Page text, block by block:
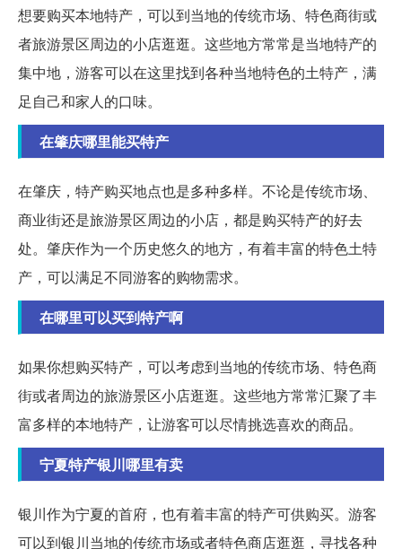
想要购买本地特产，可以到当地的传统市场、特色商街或
者旅游景区周边的小店逛逛。这些地方常常是当地特产的
集中地，游客可以在这里找到各种当地特色的土特产，满
足自己和家人的口味。
在肇庆哪里能买特产
在肇庆，特产购买地点也是多种多样。不论是传统市场、
商业街还是旅游景区周边的小店，都是购买特产的好去
处。肇庆作为一个历史悠久的地方，有着丰富的特色土特
产，可以满足不同游客的购物需求。
在哪里可以买到特产啊
如果你想购买特产，可以考虑到当地的传统市场、特色商
街或者周边的旅游景区小店逛逛。这些地方常常汇聚了丰
富多样的本地特产，让游客可以尽情挑选喜欢的商品。
宁夏特产银川哪里有卖
银川作为宁夏的首府，也有着丰富的特产可供购买。游客
可以到银川当地的传统市场或者特色商店逛逛，寻找各种